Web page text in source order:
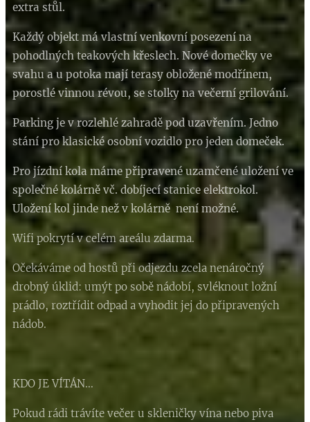
extra stůl.
Každý objekt má vlastní venkovní posezení na
pohodlných teakových křeslech. Nové domečky ve
svahu a u potoka mají terasy obložené modřínem,
porostlé vinnou révou, se stolky na večerní grilování.
Parking je v rozlehlé zahradě pod uzavřením. Jedno
stání pro klasické osobní vozidlo pro jeden domeček.
Pro jízdní kola máme připravené uzamčené uložení ve
společné kolárně vč. dobíjecí stanice elektrokol.
Uložení kol jinde než v kolárně není možné.
Wifi pokrytí v celém areálu zdarma.
Očekáváme od hostů při odjezdu zcela nenáročný
drobný úklid: umýt po sobě nádobí, svléknout ložní
prádlo, roztřídit odpad a vyhodit jej do připravených
nádob.
KDO JE VÍTÁN...
Pokud rádi trávíte večer u skleničky vína nebo piva